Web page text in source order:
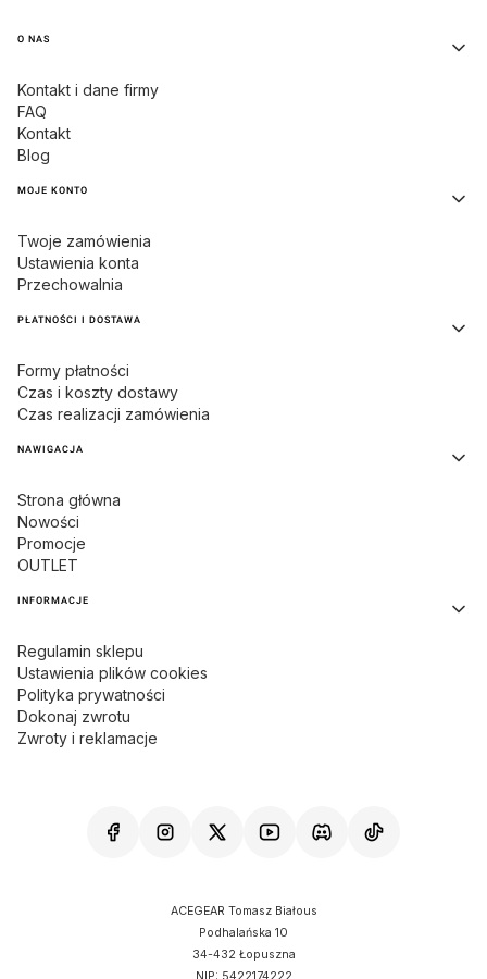
Linki w stopce
O NAS
Kontakt i dane firmy
FAQ
Kontakt
Blog
MOJE KONTO
Twoje zamówienia
Ustawienia konta
Przechowalnia
PŁATNOŚCI I DOSTAWA
Formy płatności
Czas i koszty dostawy
Czas realizacji zamówienia
NAWIGACJA
Strona główna
Nowości
Promocje
OUTLET
INFORMACJE
Regulamin sklepu
Ustawienia plików cookies
Polityka prywatności
Dokonaj zwrotu
Zwroty i reklamacje
ACEGEAR Tomasz Białous
Podhalańska 10
34-432 Łopuszna